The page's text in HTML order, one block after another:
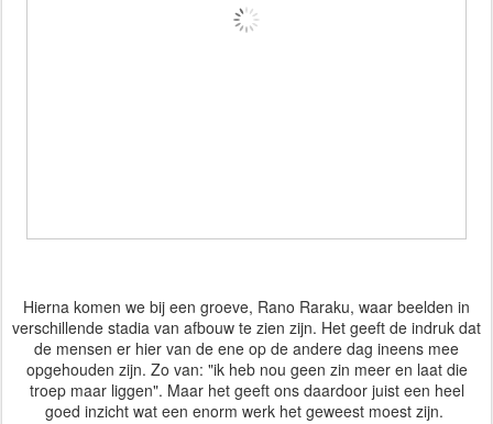
Hierna komen we bij een groeve, Rano Raraku, waar beelden in
verschillende stadia van afbouw te zien zijn. Het geeft de indruk dat
de mensen er hier van de ene op de andere dag ineens mee
opgehouden zijn. Zo van: "ik heb nou geen zin meer en laat die
troep maar liggen". Maar het geeft ons daardoor juist een heel
goed inzicht wat een enorm werk het geweest moest zijn.